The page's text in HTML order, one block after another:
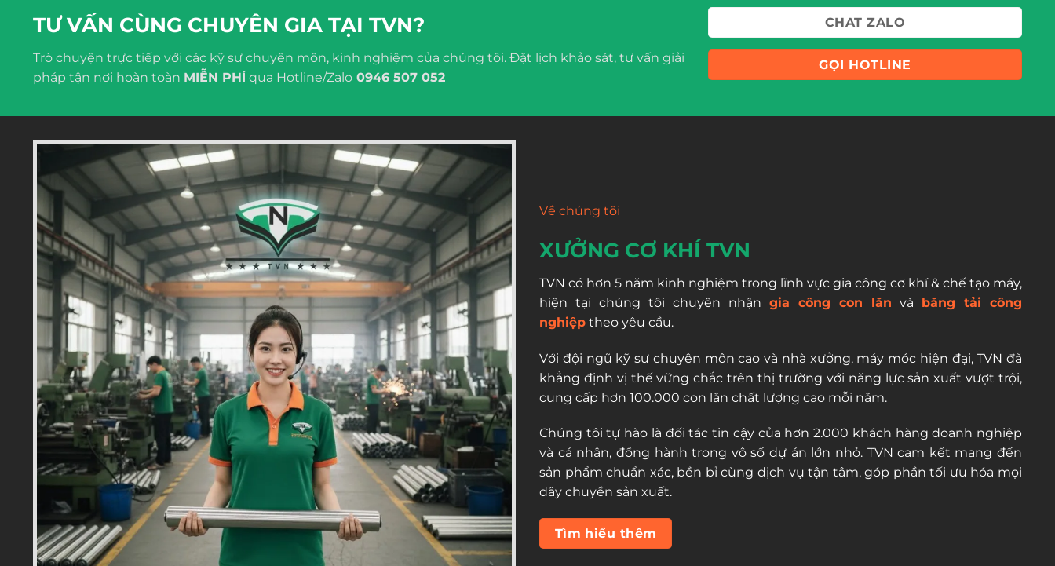
TƯ VẤN CÙNG CHUYÊN GIA TẠI TVN?
Trò chuyện trực tiếp với các kỹ sư chuyên môn, kinh nghiệm của chúng tôi. Đặt lịch khảo sát, tư vấn giải
pháp tận nơi hoàn toàn MIỄN PHÍ qua Hotline/Zalo 0946 507 052
CHAT ZALO
GỌI HOTLINE
Về chúng tôi
XƯỞNG CƠ KHÍ TVN
TVN có hơn 5 năm kinh nghiệm trong lĩnh vực gia công cơ khí & chế tạo máy,
hiện tại chúng tôi chuyên nhận gia công con lăn và băng tải công
nghiệp theo yêu cầu.
Với đội ngũ kỹ sư chuyên môn cao và nhà xưởng, máy móc hiện đại, TVN đã
khẳng định vị thế vững chắc trên thị trường với năng lực sản xuất vượt trội,
cung cấp hơn 100.000 con lăn chất lượng cao mỗi năm.
Chúng tôi tự hào là đối tác tin cậy của hơn 2.000 khách hàng doanh nghiệp
và cá nhân, đồng hành trong vô số dự án lớn nhỏ. TVN cam kết mang đến
sản phẩm chuẩn xác, bền bỉ cùng dịch vụ tận tâm, góp phần tối ưu hóa mọi
dây chuyền sản xuất.
Tìm hiểu thêm